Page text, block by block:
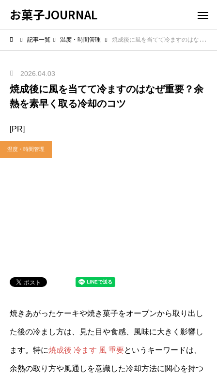
お菓子JOURNAL
記事一覧 温度・時間管理 焼成後に風を当てて冷ますのはなぜ重要？余熱を素早く取る冷却のコツ
2026.04.03
焼成後に風を当てて冷ますのはなぜ重要？余
熱を素早く取る冷却のコツ
[PR]
温度・時間管理
焼きあがったケーキや焼き菓子をオーブンから取り出し
た後の冷まし方は、見た目や食感、風味に大きく影響し
ます。特に焼成後 冷ます 風 重要というキーワードは、
余熱の取り方や風通しを意識した冷却方法に関心を持つ